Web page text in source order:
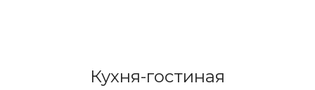
Кухня-гостиная